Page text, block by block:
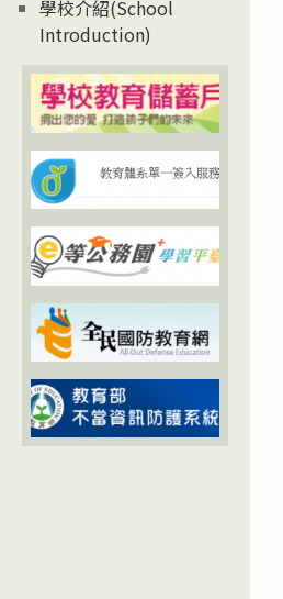
學校介紹(School
Introduction)